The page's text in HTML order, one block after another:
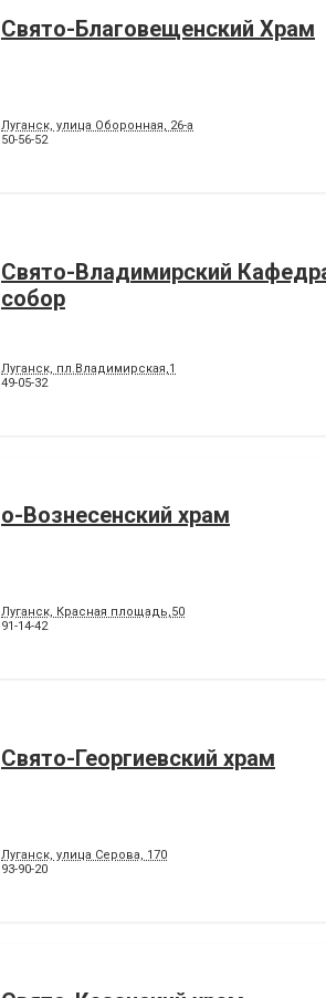
Свято-Благовещенский Храм
Луганск, улица Оборонная, 26-а
50-56-52
Свято-Владимирский
собор
Луганск, пл.Владимирская,1
49-05-32
о-Вознесенский храм
Луганск, Красная площадь,50
91-14-42
Свято-Георгиевский храм
Луганск, улица Серова, 170
93-90-20